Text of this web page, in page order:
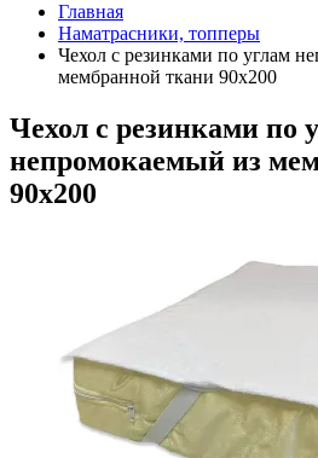
Главная
Наматрасники, топперы
Чехол с резинками по углам
мембранной ткани 90х200
Чехол с резинками по
непромокаемый из
90х200